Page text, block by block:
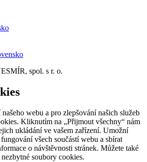
spol. s r. o.
webu a pro zlepšování našich služeb
Kliknutím na „Přijmout všechny“ nám
ukládání ve vašem zařízení. Umožní
všech součástí webu a sbírat
o návštěvnosti stránek. Můžete také
soubory cookies.